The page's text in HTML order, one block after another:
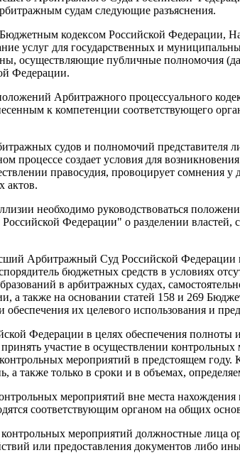
судам следующие разъяснения.
кодексом Российской
услуг для государственных и
осуществляющие публичные полномочия
Федерации.
Арбитражного процессуального
к компетенции соответствующего
судов и полномочий представителя
процессе создает условия для
правосудия, провоцирует сомнения
актов.
необходимо руководствоваться
Федерации" о разделении властей,
Арбитражный Суд Российской
бюджетных средств в условиях
в арбитражных судах,
а также на основании статей 158 и 269
их целевого использования и
Федерации в целях обеспечения полноты и
участие в осуществлении контрольных
мероприятий в предстоящем
а также только в сроки и в объемах,
мероприятий вне места
соответствующим органом на общих
мероприятий должностные лица
или предоставления документов либо